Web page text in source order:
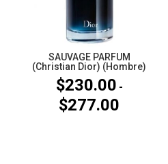
SAUVAGE PARFUM
(Christian Dior) (Hombre)
$230.00 -
$277.00